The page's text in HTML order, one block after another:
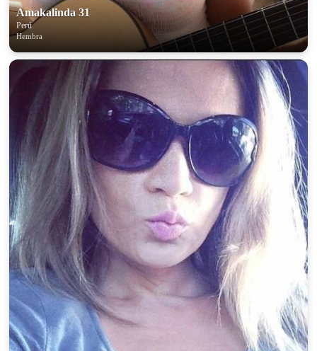
Amakalinda 31
Perú
Hembra